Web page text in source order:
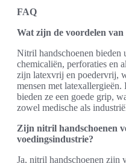
FAQ
Wat zijn de voordelen
Nitril handschoenen bieden
chemicaliën, perforaties en
zijn latexvrij en poedervrij,
mensen met
bieden ze een goede grip,
zowel medische als
Zijn nitril handschoenen
voedingsindustrie?
Ja, nitril handschoenen zijn